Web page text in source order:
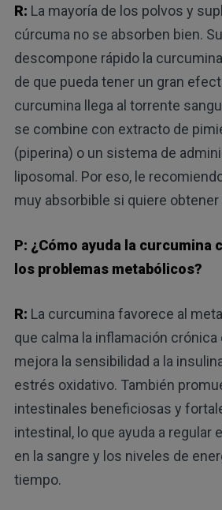
R: La mayoría de los polvos y
cúrcuma no se absorben bien.
descompone rápido la
de que pueda tener un gran
curcumina llega al torrente
se combine con extracto de
(piperina) o un sistema de
liposomal. Por eso, le
muy absorbible si quiere
P: ¿Cómo ayuda la curcumina
los problemas metabólicos?
R: La curcumina favorece al
que calma la inflamación crónica
mejora la sensibilidad a la
estrés oxidativo. También
intestinales beneficiosas y
intestinal, lo que ayuda a regular
en la sangre y los niveles de
tiempo.